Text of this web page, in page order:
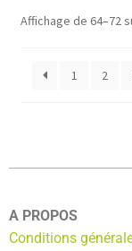
Affichage de 64–72
1 2
A PROPOS
Conditions